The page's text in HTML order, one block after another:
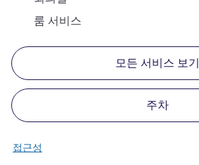
룸 서비스
모든 서비스 보기
주차
접근성